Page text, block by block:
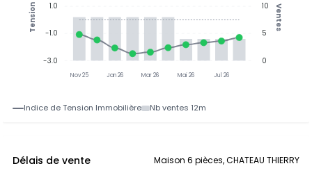
Nov 25 Jan 26 Mar 26 Mai 26 Jul 26
10
5
0
Ventes
1.0
-1.0
-3.0
Tension
Indice de Tension Immobilière Nb ventes 12m
Délais de vente Maison 6 pièces, CHATEAU THIERRY